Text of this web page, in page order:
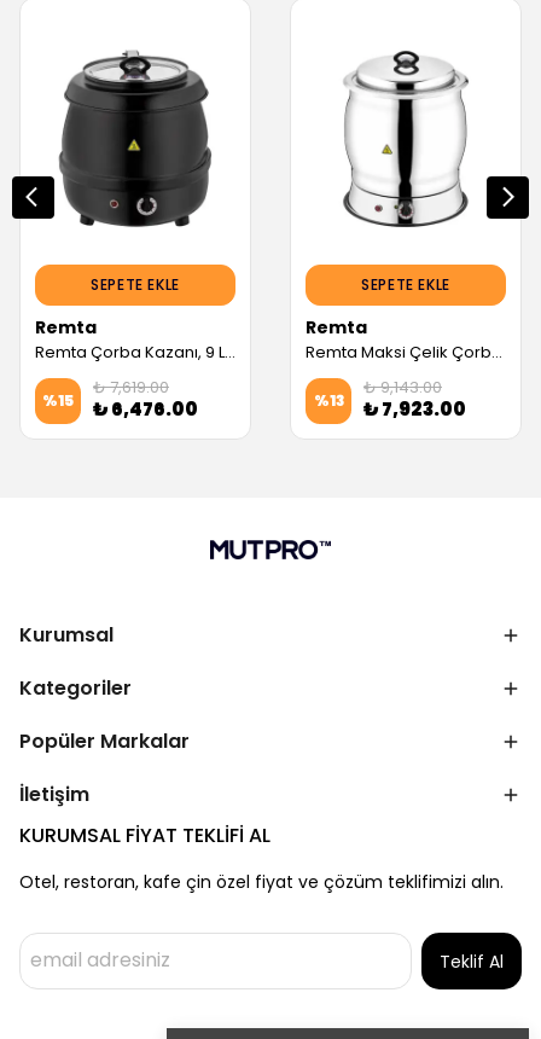
SEPETE EKLE
Remta
Remta Çorba Kazanı, 9 L, Siyah (Servis Garantili)
%15
₺ 7,619.00
₺ 6,476.00
SEPETE EKLE
Remta
Remta Maksi Çelik Çorba Kazanı, 13 L (Servis Garantili)
%13
₺ 9,143.00
₺ 7,923.00
Kurumsal
Kategoriler
Popüler Markalar
İletişim
KURUMSAL FİYAT TEKLİFİ AL
Otel, restoran, kafe çin özel fiyat ve çözüm teklifimizi alın.
Teklif Al